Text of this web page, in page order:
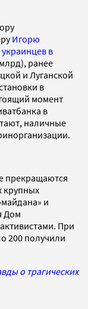
Игорю
в
ранее
и Луганской
в
момент
в
наличные
прекращаются
крупных
и
Дом
При
200 получили
о трагических